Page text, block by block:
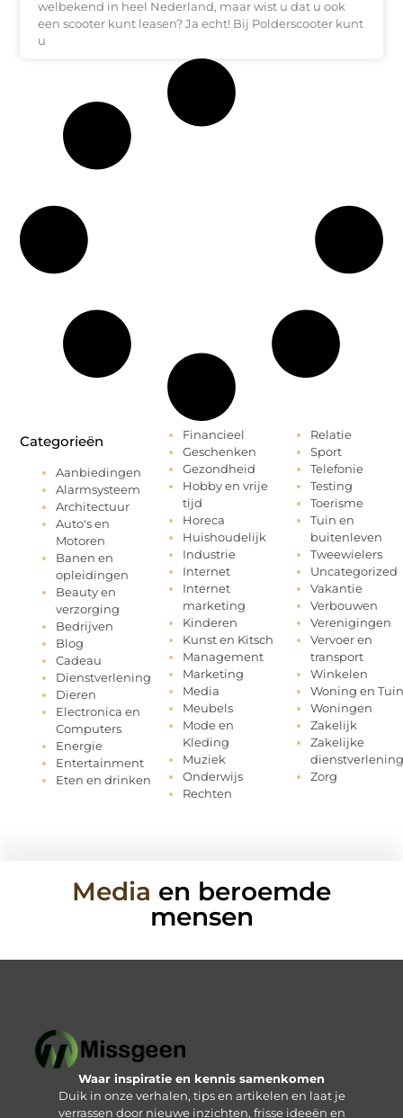
welbekend in heel Nederland, maar wist u dat u ook
een scooter kunt leasen? Ja echt! Bij Polderscooter kunt
u
Categorieën
Aanbiedingen
Alarmsysteem
Architectuur
Auto's en
Motoren
Banen en
opleidingen
Beauty en
verzorging
Bedrijven
Blog
Cadeau
Dienstverlening
Dieren
Electronica en
Computers
Energie
Entertainment
Eten en drinken
Financieel
Geschenken
Gezondheid
Hobby en vrije
tijd
Horeca
Huishoudelijk
Industrie
Internet
Internet
marketing
Kinderen
Kunst en Kitsch
Management
Marketing
Media
Meubels
Mode en
Kleding
Muziek
Onderwijs
Rechten
Relatie
Sport
Telefonie
Testing
Toerisme
Tuin en
buitenleven
Tweewielers
Uncategorized
Vakantie
Verbouwen
Verenigingen
Vervoer en
transport
Winkelen
Woning en Tuin
Woningen
Zakelijk
Zakelijke
dienstverlening
Zorg
Media en beroemde
mensen
Waar inspiratie en kennis samenkomen
Duik in onze verhalen, tips en artikelen en laat je
verrassen door nieuwe inzichten, frisse ideeën en